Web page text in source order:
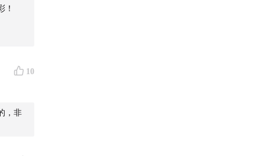
一桩案
！
10
，非